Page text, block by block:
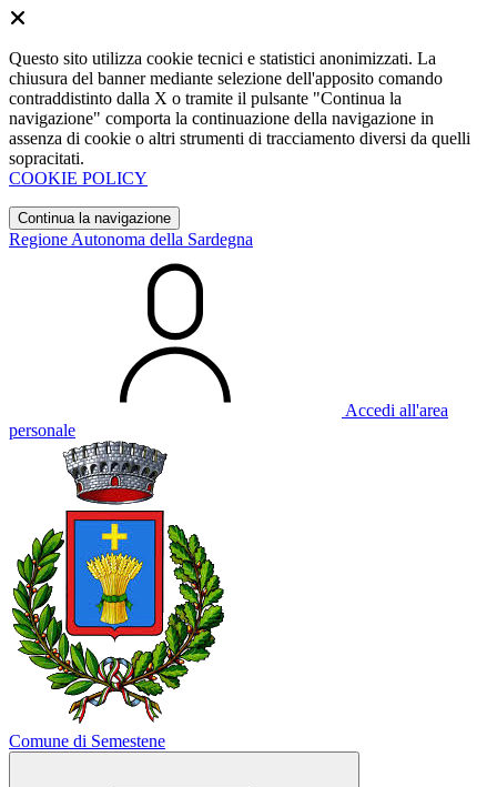
Questo sito utilizza cookie tecnici e statistici anonimizzati. La
chiusura del banner mediante selezione dell'apposito comando
contraddistinto dalla X o tramite il pulsante "Continua la
navigazione" comporta la continuazione della navigazione in
assenza di cookie o altri strumenti di tracciamento diversi da quelli
sopracitati.
COOKIE POLICY
Continua la navigazione
Regione Autonoma della Sardegna
Accedi all'area
personale
Comune di Semestene